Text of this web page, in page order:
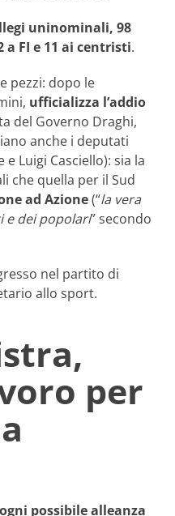
uninominali, 98
a FI e 11 ai centristi.
pezzi: dopo le
ufficializza l’addio
del Governo Draghi,
anche i deputati
e Luigi Casciello): sia la
che quella per il Sud
ad Azione(“la vera
e dei popolari” secondo
nel partito di
allo sport.
per
possibile alleanza